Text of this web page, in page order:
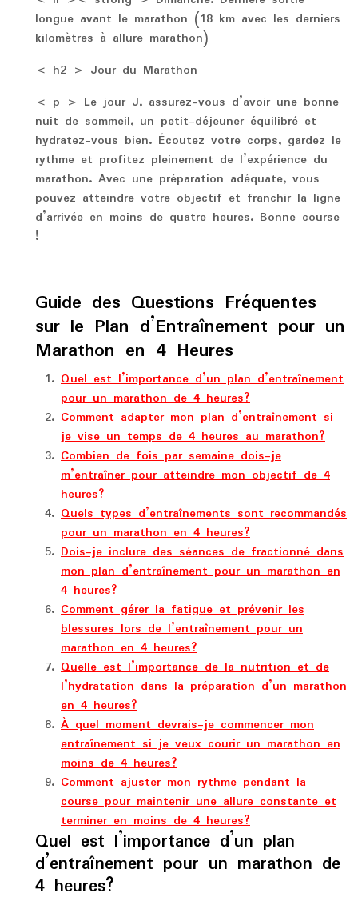
longue avant le marathon (18 km avec les derniers
kilomètres à allure marathon)
< h2 > Jour du Marathon
< p > Le jour J, assurez-vous d’avoir une bonne
nuit de sommeil, un petit-déjeuner équilibré et
hydratez-vous bien. Écoutez votre corps, gardez le
rythme et profitez pleinement de l’expérience du
marathon. Avec une préparation adéquate, vous
pouvez atteindre votre objectif et franchir la ligne
d’arrivée en moins de quatre heures. Bonne course
!
Guide des Questions Fréquentes
sur le Plan d’Entraînement pour un
Marathon en 4 Heures
Quel est l’importance d’un plan d’entraînement
pour un marathon de 4 heures?
Comment adapter mon plan d’entraînement si
je vise un temps de 4 heures au marathon?
Combien de fois par semaine dois-je
m’entraîner pour atteindre mon objectif de 4
heures?
Quels types d’entraînements sont recommandés
pour un marathon en 4 heures?
Dois-je inclure des séances de fractionné dans
mon plan d’entraînement pour un marathon en
4 heures?
Comment gérer la fatigue et prévenir les
blessures lors de l’entraînement pour un
marathon en 4 heures?
Quelle est l’importance de la nutrition et de
l’hydratation dans la préparation d’un marathon
en 4 heures?
À quel moment devrais-je commencer mon
entraînement si je veux courir un marathon en
moins de 4 heures?
Comment ajuster mon rythme pendant la
course pour maintenir une allure constante et
terminer en moins de 4 heures?
Quel est l’importance d’un plan
d’entraînement pour un marathon de
4 heures?